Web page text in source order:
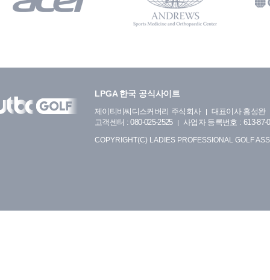
LPGA 한국 공식사이트
제이티비씨디스커버리 주식회사
대표이사 홍성완
고객센터 : 080-025-2525
사업자 등록번호 : 613-87-
COPYRIGHT(C) LADIES PROFESSIONAL GOLF